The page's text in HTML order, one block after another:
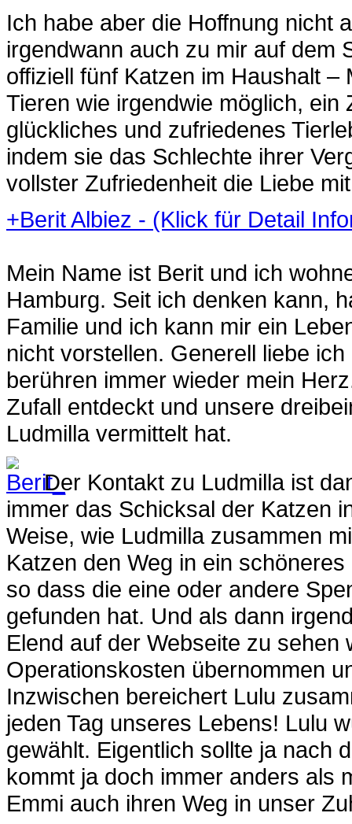
Ich habe aber die Hoffnung nicht
irgendwann auch zu mir auf dem
offiziell fünf Katzen im Haushalt
Tieren wie irgendwie möglich,
glückliches und zufriedenes
indem sie das Schlechte ihrer
vollster Zufriedenheit die Liebe
+Berit Albiez - (Klick für Detail
Mein Name ist Berit und ich
Hamburg. Seit ich denken kann,
Familie und ich kann mir ein
nicht vorstellen. Generell liebe
berühren immer wieder mein
Zufall entdeckt und unsere
Ludmilla vermittelt hat.
Der Kontakt zu Ludmilla ist
immer das Schicksal der Katzen
Weise, wie Ludmilla zusammen
Katzen den Weg in ein
so dass die eine oder andere
gefunden hat. Und als dann
Elend auf der Webseite zu sehen
Operationskosten übernommen
Inzwischen bereichert Lulu
jeden Tag unseres Lebens! Lulu
gewählt. Eigentlich sollte ja nach
kommt ja doch immer anders
Emmi auch ihren Weg in unser